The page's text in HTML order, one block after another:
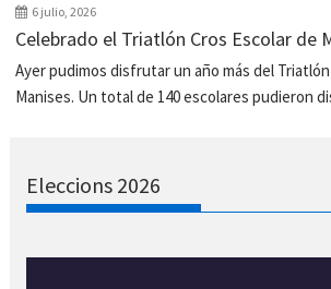
6 julio, 2026
Celebrado el Triatlón Cros Escolar de
Ayer pudimos disfrutar un año más del
Manises. Un total de 140 escolares pudieron
Eleccions 2026